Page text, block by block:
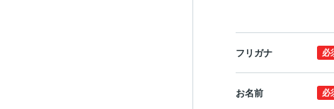
フリガナ 必
お名前 必